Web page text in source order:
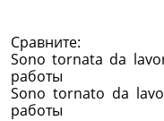
Сравните:
Sono tornata da
работы
Sono tornato da
работы